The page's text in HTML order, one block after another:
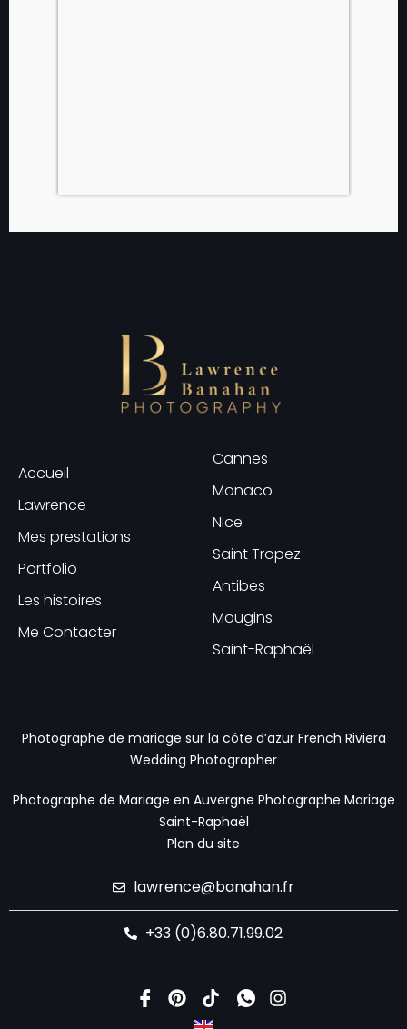
Accueil
Lawrence
Mes prestations
Portfolio
Les histoires
Me Contacter
Cannes
Monaco
Nice
Saint Tropez
Antibes
Mougins
Saint-Raphaël
Photographe de mariage sur la côte d’azur French Riviera
Wedding Photographer
Photographe de Mariage en Auvergne Photographe Mariage
Saint-Raphaël
Plan du site
lawrence@banahan.fr
+33 (0)6.80.71.99.02